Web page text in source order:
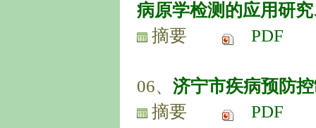
病原学检测的应用研究
摘要
PDF
06、 济宁市疾病预防
摘要
PDF